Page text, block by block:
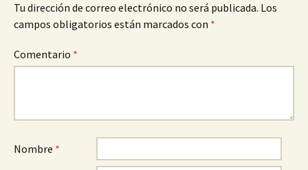
Tu dirección de correo electrónico no será publicada. Los
campos obligatorios están marcados con *
Comentario *
Nombre *